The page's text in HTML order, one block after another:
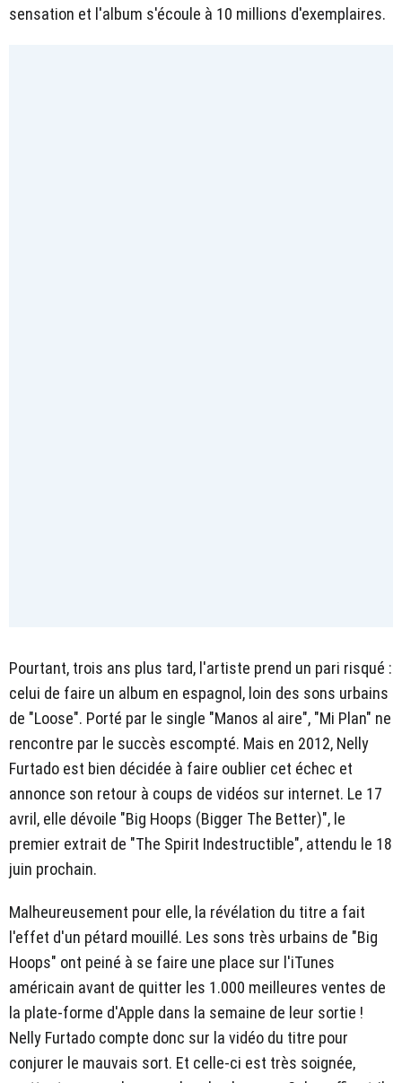
sensation et l'album s'écoule à 10 millions d'exemplaires.
Pourtant, trois ans plus tard, l'artiste prend un pari risqué :
celui de faire un album en espagnol, loin des sons urbains
de "Loose". Porté par le single "Manos al aire", "Mi Plan" ne
rencontre par le succès escompté. Mais en 2012, Nelly
Furtado est bien décidée à faire oublier cet échec et
annonce son retour à coups de vidéos sur internet. Le 17
avril, elle dévoile "Big Hoops (Bigger The Better)", le
premier extrait de "The Spirit Indestructible", attendu le 18
juin prochain.
Malheureusement pour elle, la révélation du titre a fait
l'effet d'un pétard mouillé. Les sons très urbains de "Big
Hoops" ont peiné à se faire une place sur l'iTunes
américain avant de quitter les 1.000 meilleures ventes de
la plate-forme d'Apple dans la semaine de leur sortie !
Nelly Furtado compte donc sur la vidéo du titre pour
conjurer le mauvais sort. Et celle-ci est très soignée,